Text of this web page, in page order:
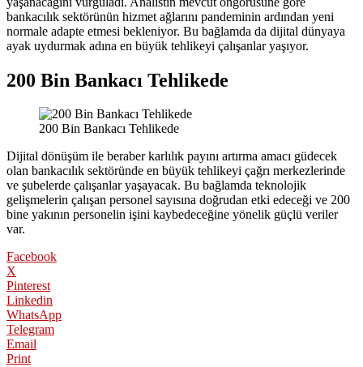
bankacılık sektörünün hizmet ağlarını pandeminin ardından yeni
normale adapte etmesi bekleniyor. Bu bağlamda da dijital dünyaya
ayak uydurmak adına en büyük tehlikeyi çalışanlar yaşıyor.
200 Bin Bankacı Tehlikede
200 Bin Bankacı Tehlikede
Dijital dönüşüm ile beraber karlılık payını artırma amacı güdecek
olan bankacılık sektöründe en büyük tehlikeyi çağrı merkezlerinde
ve şubelerde çalışanlar yaşayacak. Bu bağlamda teknolojik
gelişmelerin çalışan personel sayısına doğrudan etki edeceği ve 200
bine yakının personelin işini kaybedeceğine yönelik güçlü veriler
var.
Facebook
X
Pinterest
Linkedin
WhatsApp
Telegram
Email
Print